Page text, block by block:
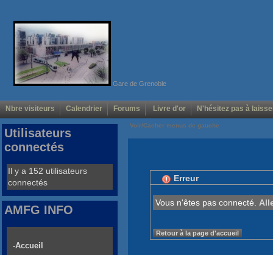
Gare de Grenoble
Nbre visiteurs Calendrier Forums Livre d'or N'hésitez pas à
Voir/Cacher menus de gauche
Erreur
Vous n'êtes pas connecté.
Retour à la page d'accueil
Utilisateurs
connectés
Il y a 152 utilisateurs
connectés
AMFG INFO
-Accueil